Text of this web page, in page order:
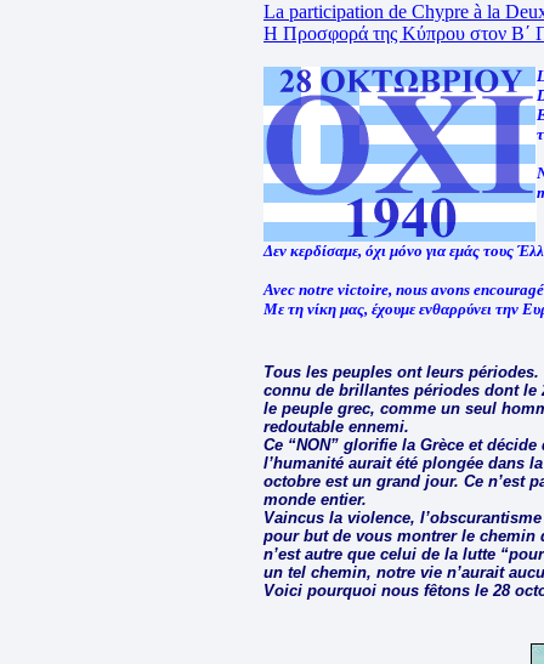
La participation de Chypre à la
Η Προσφορά της Κύπρου στον Β΄
Δεν κερδίσαμε, όχι μόνο για εμάς τους
Avec notre victoire, nous avons
Με τη νίκη μας, έχουμε ενθαρρύνει την
Tous les peuples ont leurs
connu de brillantes périodes dont le
le peuple grec, comme un seul
redoutable ennemi.
Ce “NON” glorifie la Grèce et
l’humanité aurait été plongée dans
octobre est un grand jour. Ce n’est
monde entier.
Vaincus la violence,
pour but de vous montrer le chemin
n’est autre que celui de la lutte
un tel chemin, notre vie n’aurait
Voici pourquoi nous fêtons le 28